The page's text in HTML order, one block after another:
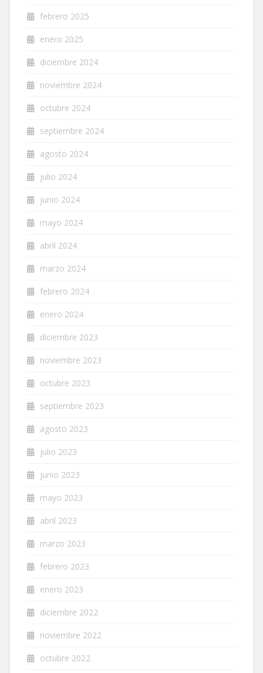
febrero 2025
enero 2025
diciembre 2024
noviembre 2024
octubre 2024
septiembre 2024
agosto 2024
julio 2024
junio 2024
mayo 2024
abril 2024
marzo 2024
febrero 2024
enero 2024
diciembre 2023
noviembre 2023
octubre 2023
septiembre 2023
agosto 2023
julio 2023
junio 2023
mayo 2023
abril 2023
marzo 2023
febrero 2023
enero 2023
diciembre 2022
noviembre 2022
octubre 2022